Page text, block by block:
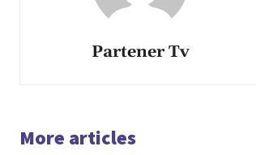
Partener Tv
More articles